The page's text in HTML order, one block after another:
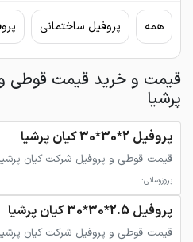
همه پروفیل ساختمانی
قیمت و خرید قیمت قوطی
پرشیا
پروفیل 2*30*30 کیان پرشیا
قیمت قوطی و پروفیل شرکت کیان
بروزرسانی:
پروفیل 2.5*30*30 کیان پرشیا
قیمت قوطی و پروفیل شرکت کیان